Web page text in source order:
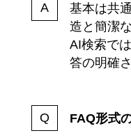
基本は共
造と簡潔
AI検索で
答の明確
FAQ形式